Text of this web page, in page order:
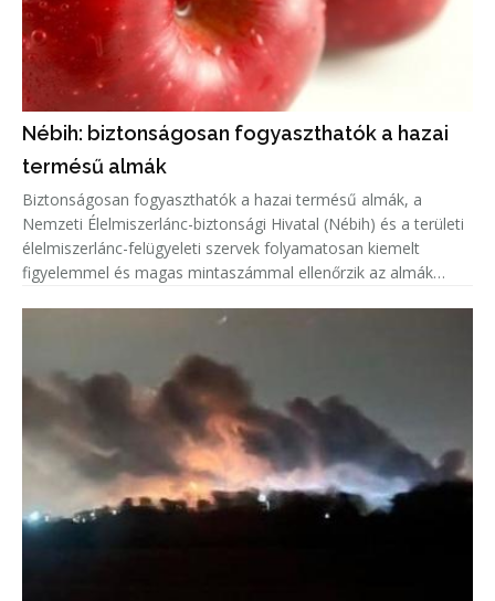
Nébih: biztonságosan fogyaszthatók a hazai
termésű almák
Biztonságosan fogyaszthatók a hazai termésű almák, a
Nemzeti Élelmiszerlánc-biztonsági Hivatal (Nébih) és a területi
élelmiszerlánc-felügyeleti szervek folyamatosan kiemelt
figyelemmel és magas mintaszámmal ellenőrzik az almák